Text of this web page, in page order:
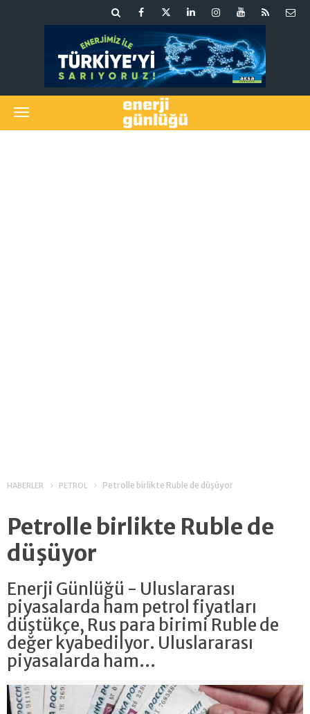
HABERLER PETROL Petrolle birlikte Ruble de düşüyor
Petrolle birlikte Ruble de
düşüyor
Enerji Günlüğü - Uluslararası
piyasalarda ham petrol fiyatları
düştükçe, Rus para birimi Ruble de
değer kyabedilyor. Uluslararası
piyasalarda ham...